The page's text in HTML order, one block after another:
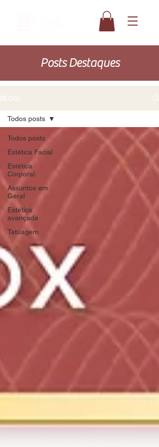
Posts Destaques
BLOG
Todos posts
Estética Facial
Estética
Corporal
Assuntos em
Geral
Estética
avançada
Tatuagem
Todos posts